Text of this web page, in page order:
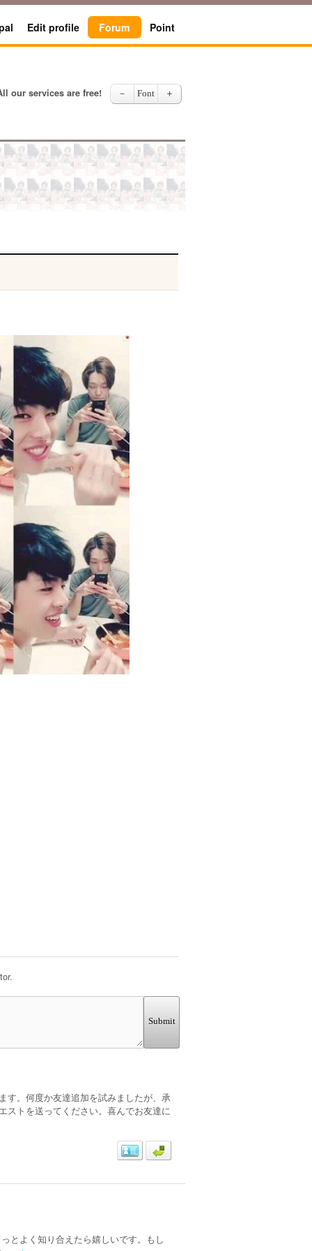
Edit profile Forum Point
our services are free! － Font ＋
Submit
す。何度か友達追加を試みましたが、承
ストを送ってください。喜んでお友達に
とよく知り合えたら嬉しいです。もし